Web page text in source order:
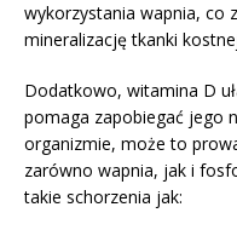
wykorzystania wapnia, co
mineralizację tkanki
Dodatkowo, witamina D
pomaga zapobiegać jego
organizmie, może to
zarówno wapnia, jak i
takie schorzenia jak: